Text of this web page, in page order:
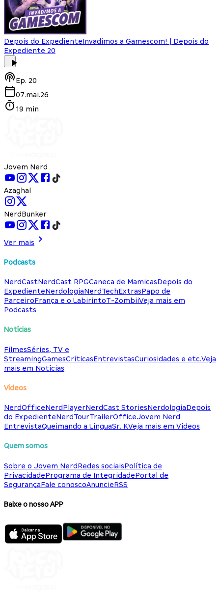
Depois do ExpedienteInvadimos a Gamescom! | Depois do
Expediente 20
Ep. 20
07.mai.26
19 min
Jovem Nerd
Azaghal
NerdBunker
Ver mais
Podcasts
NerdCastNerdCast RPGCaneca de MamicasDepois do
ExpedienteNerdologiaNerdTechExtrasPapo de
ParceiroFrança e o LabirintoT-ZombiiVeja mais em
Podcasts
Notícias
FilmesSéries, TV e
StreamingGamesCríticasEntrevistasCuriosidades e etc.Veja
mais em Notícias
Vídeos
NerdOfficeNerdPlayerNerdCast StoriesNerdologiaDepois
do ExpedienteNerdTourTrailerOfficeJovem Nerd
EntrevistaQueimando a LínguaSr. KVeja mais em Vídeos
Quem somos
Sobre o Jovem NerdRedes sociaisPolítica de
PrivacidadePrograma de IntegridadePortal de
SegurançaFale conoscoAnuncieRSS
Baixe o nosso APP